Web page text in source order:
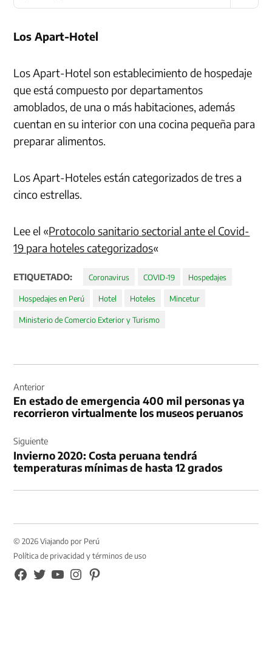
Los Apart-Hotel
Los Apart-Hotel son establecimiento de hospedaje
que está compuesto por departamentos
amoblados, de una o más habitaciones, además
cuentan en su interior con una cocina pequeña para
preparar alimentos.
Los Apart-Hoteles están categorizados de tres a
cinco estrellas.
Lee el «Protocolo sanitario sectorial ante el Covid-
19 para hoteles categorizados«
ETIQUETADO: Coronavirus COVID-19 Hospedajes
Hospedajes en Perú Hotel Hoteles Mincetur
Ministerio de Comercio Exterior y Turismo
de
entradas
Anterior
En estado de emergencia 400 mil personas ya
recorrieron virtualmente los museos peruanos
Siguiente
Invierno 2020: Costa peruana tendrá
temperaturas mínimas de hasta 12 grados
© 2026 Viajando por Perú
Política de privacidad y términos de uso
FB
TW YouTubeInstagramPinterest